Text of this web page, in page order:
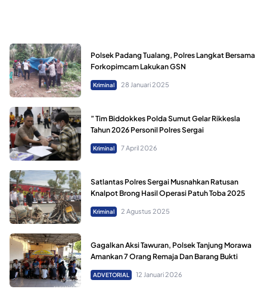
Polsek Padang Tualang, Polres Langkat Bersama
Forkopimcam Lakukan GSN
Kriminal 28 Januari 2025
” Tim Biddokkes Polda Sumut Gelar Rikkesla
Tahun 2026 Personil Polres Sergai
Kriminal 7 April 2026
Satlantas Polres Sergai Musnahkan Ratusan
Knalpot Brong Hasil Operasi Patuh Toba 2025
Kriminal 2 Agustus 2025
Gagalkan Aksi Tawuran, Polsek Tanjung Morawa
Amankan 7 Orang Remaja Dan Barang Bukti
ADVETORIAL 12 Januari 2026